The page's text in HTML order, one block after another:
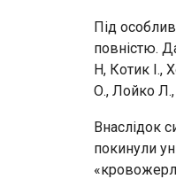
Під
повністю.
Н, Котик І.,
О., Лойко Л.,
Внаслідок
покинули